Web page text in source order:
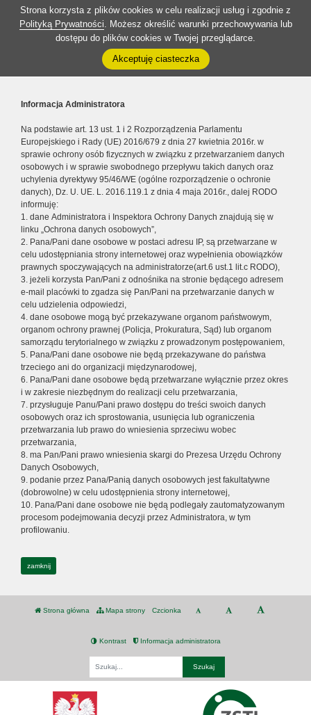
Strona korzysta z plików cookies w celu realizacji usług i zgodnie z
Polityką Prywatności. Możesz określić warunki przechowywania lub
dostępu do plików cookies w Twojej przeglądarce.
Akceptuję ciasteczka
Informacja Administratora
Na podstawie art. 13 ust. 1 i 2 Rozporządzenia Parlamentu
Europejskiego i Rady (UE) 2016/679 z dnia 27 kwietnia 2016r. w
sprawie ochrony osób fizycznych w związku z przetwarzaniem danych
osobowych i w sprawie swobodnego przepływu takich danych oraz
uchylenia dyrektywy 95/46/WE (ogólne rozporządzenie o ochronie
danych), Dz. U. UE. L. 2016.119.1 z dnia 4 maja 2016r., dalej RODO
informuję:
1. dane Administratora i Inspektora Ochrony Danych znajdują się w
linku „Ochrona danych osobowych”,
2. Pana/Pani dane osobowe w postaci adresu IP, są przetwarzane w
celu udostępniania strony internetowej oraz wypełnienia obowiązków
prawnych spoczywających na administratorze(art.6 ust.1 lit.c RODO),
3. jeżeli korzysta Pan/Pani z odnośnika na stronie będącego adresem
e-mail placówki to zgadza się Pan/Pani na przetwarzanie danych w
celu udzielenia odpowiedzi,
4. dane osobowe mogą być przekazywane organom państwowym,
organom ochrony prawnej (Policja, Prokuratura, Sąd) lub organom
samorządu terytorialnego w związku z prowadzonym postępowaniem,
5. Pana/Pani dane osobowe nie będą przekazywane do państwa
trzeciego ani do organizacji międzynarodowej,
6. Pana/Pani dane osobowe będą przetwarzane wyłącznie przez okres
i w zakresie niezbędnym do realizacji celu przetwarzania,
7. przysługuje Panu/Pani prawo dostępu do treści swoich danych
osobowych oraz ich sprostowania, usunięcia lub ograniczenia
przetwarzania lub prawo do wniesienia sprzeciwu wobec
przetwarzania,
8. ma Pan/Pani prawo wniesienia skargi do Prezesa Urzędu Ochrony
Danych Osobowych,
9. podanie przez Pana/Panią danych osobowych jest fakultatywne
(dobrowolne) w celu udostępnienia strony internetowej,
10. Pana/Pani dane osobowe nie będą podlegały zautomatyzowanym
procesom podejmowania decyzji przez Administratora, w tym
profilowaniu.
zamknij
Strona główna Mapa strony Czcionka
Kontrast Informacja administratora